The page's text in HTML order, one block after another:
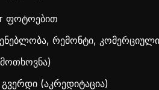
ფოტოებით
რემონტი,
(აკრედიტაცია)